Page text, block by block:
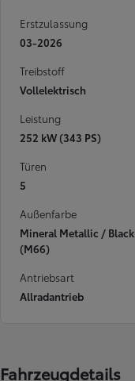
Erstzulassung
03-2026
Treibstoff
Vollelektrisch
Leistung
252 kW (343 PS)
Türen
5
Außenfarbe
Mineral Metallic / Black
(M66)
Antriebsart
Allradantrieb
Fahrzeugdetails